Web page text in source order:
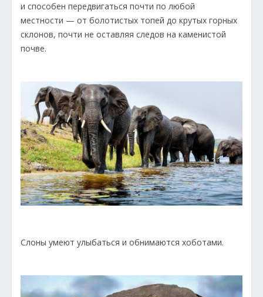
и способен передвигаться почти по любой
местности — от болотистых топей до крутых горных
склонов, почти не оставляя следов на каменистой
почве.
Слоны умеют улыбаться и обнимаются хоботами.